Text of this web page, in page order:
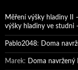
Měření výšky hladiny II
výšky hladiny ve studni
Pablo2048: Doma
Marek: Doma